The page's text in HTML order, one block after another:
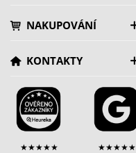
NAKUPOVÁNÍ
KONTAKTY
★★★★★ ★★★★★